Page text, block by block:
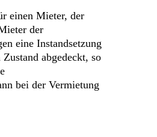
einen Mieter, der
der
eine Instandsetzung
abgedeckt, so
bei der Vermietung